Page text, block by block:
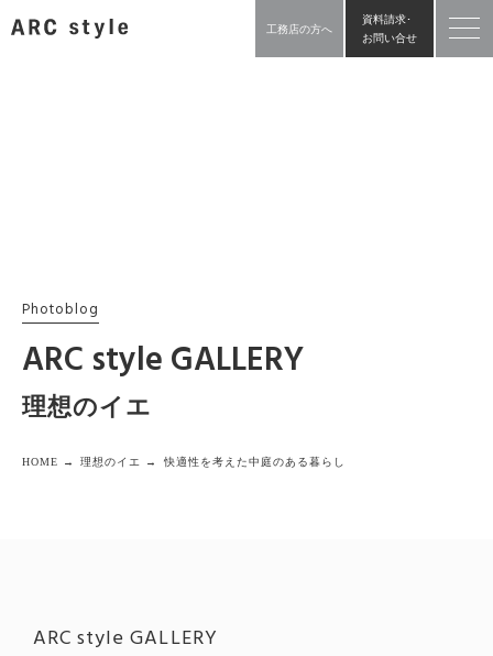
工務店の方へ
資料請求･
お問い合せ
Photoblog
ARC style GALLERY
理想のイエ
HOME → 理想のイエ → 快適性を考えた中庭のある暮らし
ARC style GALLERY